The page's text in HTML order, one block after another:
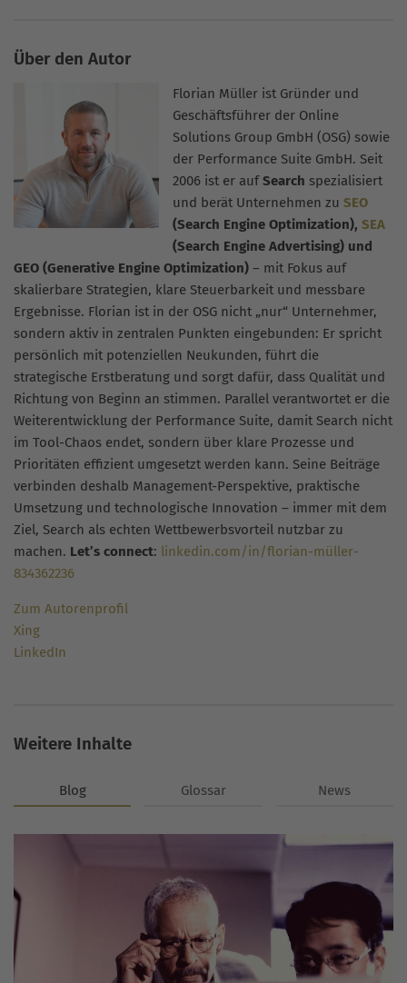
Über den Autor
Florian Müller ist Gründer und
Geschäftsführer der Online
Solutions Group GmbH (OSG) sowie
der Performance Suite GmbH. Seit
2006 ist er aufSearch spezialisiert
und berät Unternehmen zu SEO
(Search Engine Optimization), SEA
(Search Engine Advertising) und
GEO (Generative Engine Optimization) – mit Fokus auf
skalierbare Strategien, klare Steuerbarkeit und messbare
Ergebnisse. Florian ist in der OSG nicht „nur“ Unternehmer,
sondern aktiv in zentralen Punkten eingebunden: Er spricht
persönlich mit potenziellen Neukunden, führt die
strategische Erstberatung und sorgt dafür, dass Qualität und
Richtung von Beginn an stimmen. Parallel verantwortet er die
Weiterentwicklung der Performance Suite, damit Search nicht
im Tool-Chaos endet, sondern über klare Prozesse und
Prioritäten effizient umgesetzt werden kann. Seine Beiträge
verbinden deshalb Management-Perspektive, praktische
Umsetzung und technologische Innovation – immer mit dem
Ziel, Search als echten Wettbewerbsvorteil nutzbar zu
machen. Let’s connect: linkedin.com/in/florian-müller-
834362236
Zum Autorenprofil
Xing
LinkedIn
Weitere Inhalte
Blog Glossar News